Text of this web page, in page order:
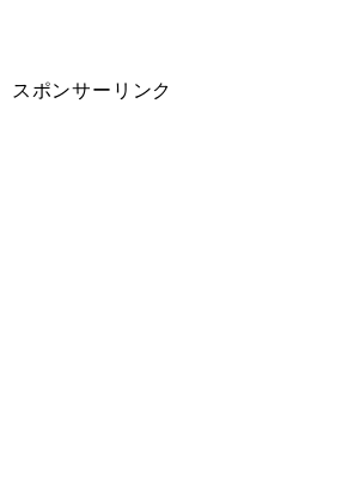
スポンサーリンク